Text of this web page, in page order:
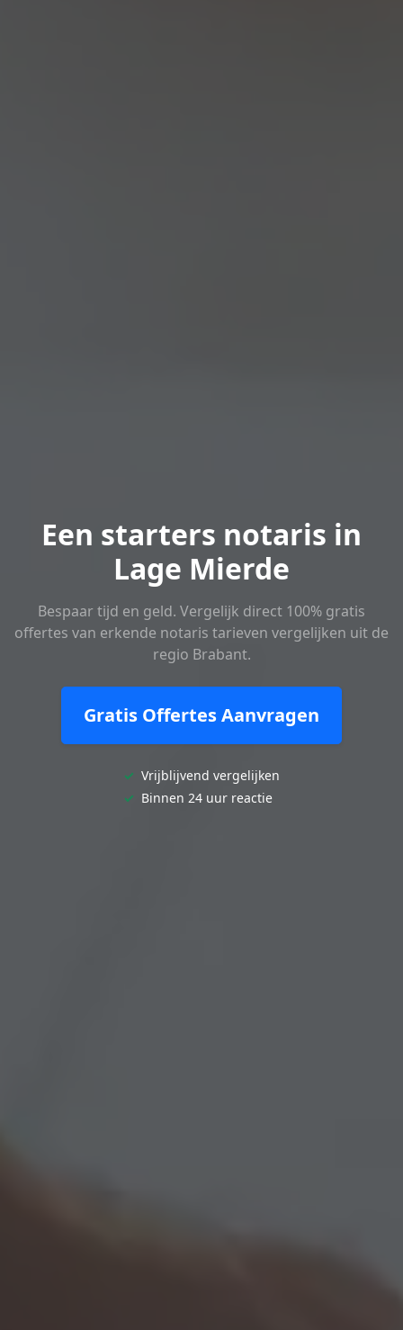
Een starters notaris in
Lage Mierde
Bespaar tijd en geld. Vergelijk direct 100% gratis
offertes van erkende notaris tarieven vergelijken uit de
regio Brabant.
Gratis Offertes Aanvragen
✓ Vrijblijvend vergelijken
✓ Binnen 24 uur reactie